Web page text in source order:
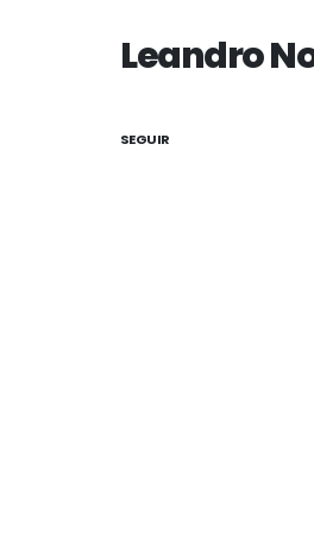
Leandro
SEGUIR